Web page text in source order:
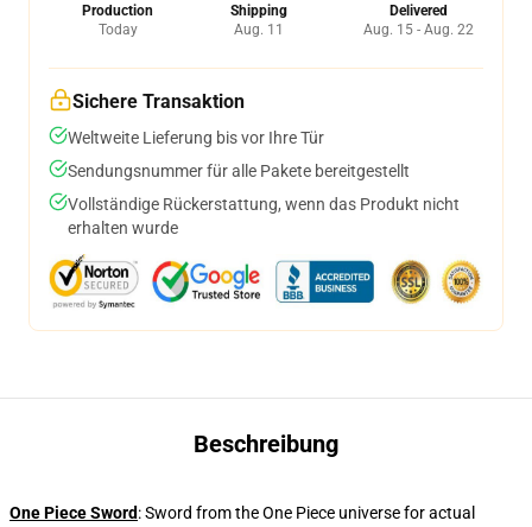
Production
Today
Shipping
Aug. 11
Delivered
Aug. 15 - Aug. 22
Sichere Transaktion
Weltweite Lieferung bis vor Ihre Tür
Sendungsnummer für alle Pakete bereitgestellt
Vollständige Rückerstattung, wenn das Produkt nicht
erhalten wurde
Beschreibung
One Piece Sword: Sword from the One Piece universe for actual